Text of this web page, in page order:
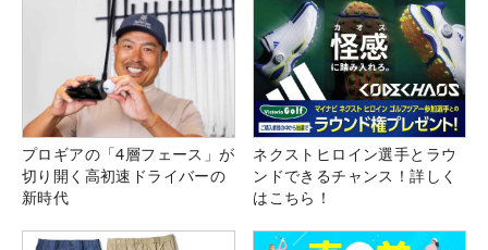
プロギアの「4層フェース」が
切り開く高初速ドライバーの
新時代
ネクストヒロイン選手とラウ
ンドできるチャンス！詳しく
はこちら！